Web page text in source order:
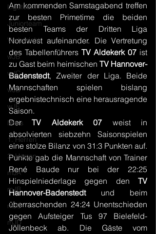
Ligateam
Juniorteam
Vorbericht
wJB
wJC
wJD
wJE
Minis
1. Herren
2. Herren
mJA
mJB
mJC
mJD
Am kommenden Samstagabend treffen
zur besten Primetime die beiden
besten Teams der Dritten Liga
Nordwest aufeinander. Die Vertretung
des Tabellenführers TV Aldekerk 07 ist
zu Gast beim heimischen TV Hannover-
Badenstedt, Zweiter der Liga. Beide
Mannschaften spielen bislang
ergebnistechnisch eine herausragende
Saison.
Der TV Aldekerk 07 weist in
absolvierten siebzehn Saisonspielen
eine stolze Bilanz von 31:3 Punkten auf.
Punkte gab die Mannschaft von Trainer
René Baude nur bei der 22:25
Hinspielniederlage gegen den TV
Hannover-Badenstedt und beim
überraschenden 24:24 Unentschieden
gegen Aufsteiger Tus 97 Bielefeld-
Jöllenbeck ab. Die Gäste vom